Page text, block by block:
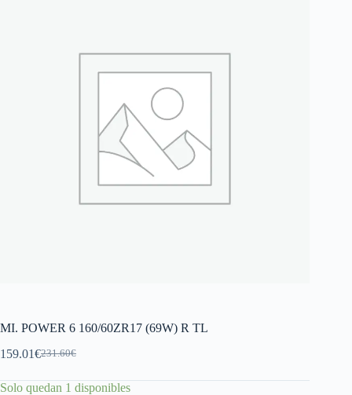
MI. POWER 6 160/60ZR17 (69W) R TL
231.60€
159.01€
Solo quedan 1 disponibles